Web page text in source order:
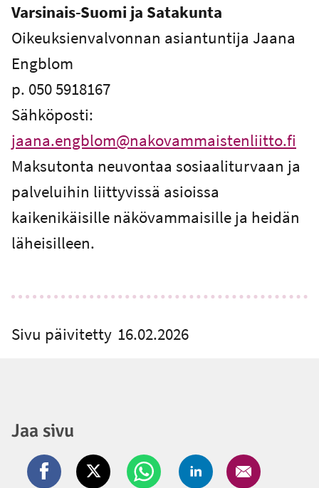
Varsinais-Suomi ja Satakunta
Oikeuksienvalvonnan asiantuntija Jaana
Engblom
p. 050 5918167
Sähköposti:
jaana.engblom@nakovammaistenliitto.fi
Maksutonta neuvontaa sosiaaliturvaan ja
palveluihin liittyvissä asioissa
kaikenikäisille näkövammaisille ja heidän
läheisilleen.
Sivu päivitetty 16.02.2026
Jaa sivu